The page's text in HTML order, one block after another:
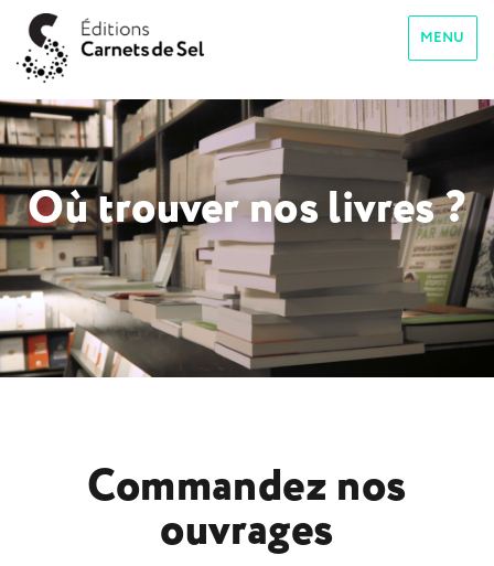
Carnets de Sel
MENU
Où trouver nos livres ?
Commandez nos
ouvrages